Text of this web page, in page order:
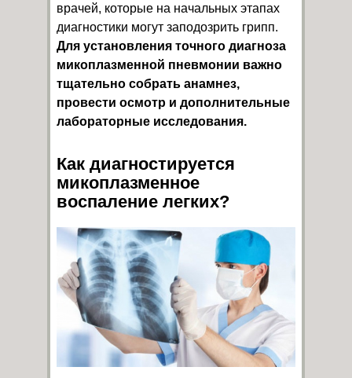
врачей, которые на начальных этапах
диагностики могут заподозрить грипп.
Для установления точного диагноза
микоплазменной пневмонии важно
тщательно собрать анамнез,
провести осмотр и дополнительные
лабораторные исследования.
Как диагностируется
микоплазменное
воспаление легких?